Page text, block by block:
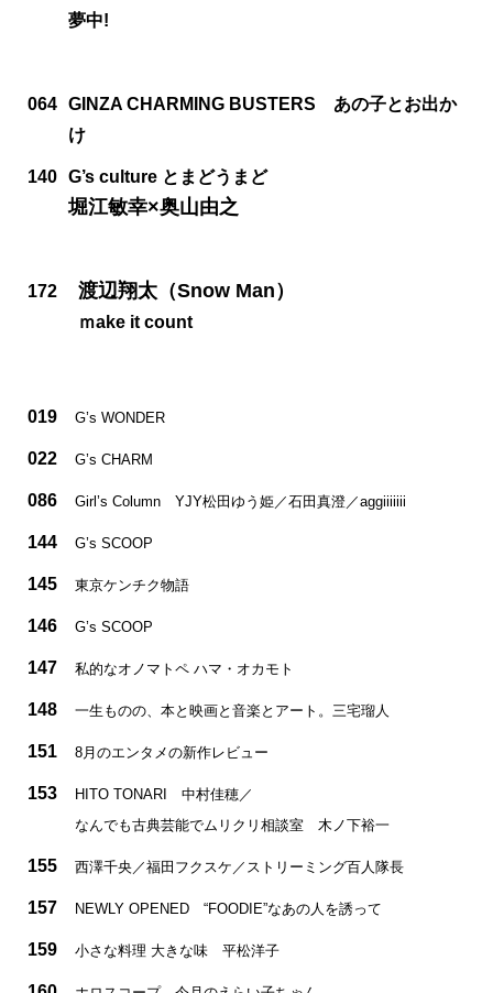
夢中!
064 GINZA CHARMING BUSTERS あの子とお出か
け
140 G’s culture とまどうまど
堀江敏幸×奥山由之
172 渡辺翔太（Snow Man）
ｍake it count
019 G’s WONDER
022 G’s CHARM
086 Girl’s Column YJY松田ゆう姫／石田真澄／aggiiiiiii
144 G’s SCOOP
145 東京ケンチク物語
146 G’s SCOOP
147 私的なオノマトペ ハマ・オカモト
148 一生ものの、本と映画と音楽とアート。三宅瑠人
151 8月のエンタメの新作レビュー
153
HITO TONARI 中村佳穂／
なんでも古典芸能でムリクリ相談室 木ノ下裕一
155 西澤千央／福田フクスケ／ストリーミング百人隊長
157 NEWLY OPENED “FOODIE”なあの人を誘って
159 小さな料理 大きな味 平松洋子